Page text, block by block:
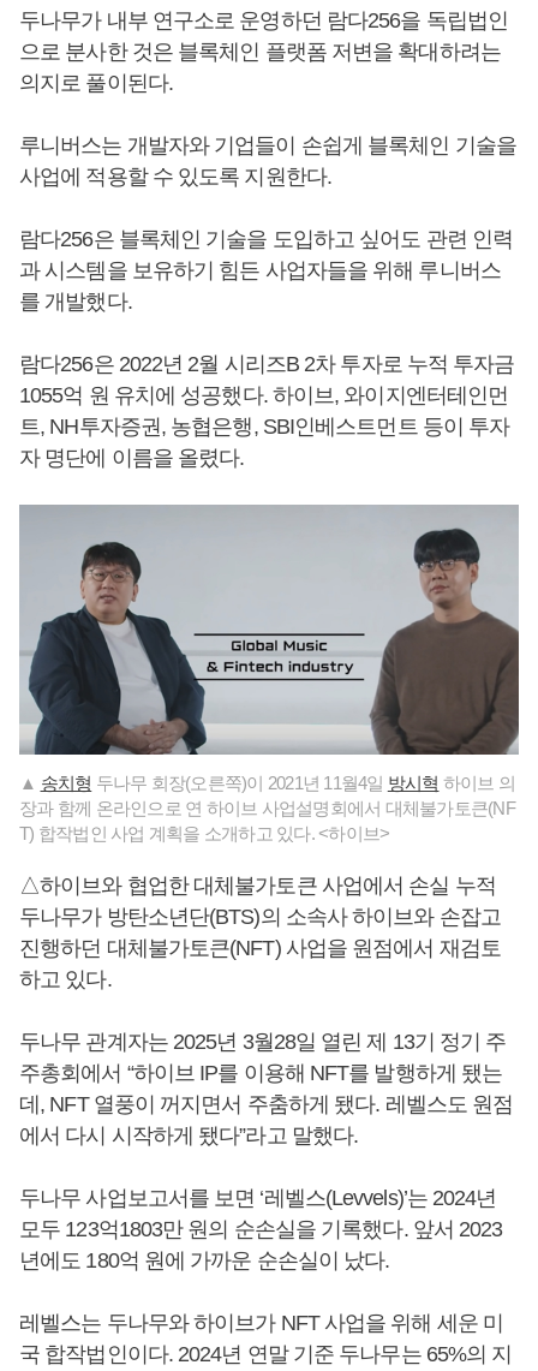
두나무가 내부 연구소로 운영하던 람다256을 독립법인
으로 분사한 것은 블록체인 플랫폼 저변을 확대하려는
의지로 풀이된다.
루니버스는 개발자와 기업들이 손쉽게 블록체인 기술을
사업에 적용할 수 있도록 지원한다.
람다256은 블록체인 기술을 도입하고 싶어도 관련 인력
과 시스템을 보유하기 힘든 사업자들을 위해 루니버스
를 개발했다.
람다256은 2022년 2월 시리즈B 2차 투자로 누적 투자금
1055억 원 유치에 성공했다. 하이브, 와이지엔터테인먼
트, NH투자증권, 농협은행, SBI인베스트먼트 등이 투자
자 명단에 이름을 올렸다.
▲ 송치형 두나무 회장(오른쪽)이 2021년 11월4일 방시혁 하이브 의
장과 함께 온라인으로 연 하이브 사업설명회에서 대체불가토큰(NF
T) 합작법인 사업 계획을 소개하고 있다. <하이브>
△하이브와 협업한 대체불가토큰 사업에서 손실 누적
두나무가 방탄소년단(BTS)의 소속사 하이브와 손잡고
진행하던 대체불가토큰(NFT) 사업을 원점에서 재검토
하고 있다.
두나무 관계자는 2025년 3월28일 열린 제 13기 정기 주
주총회에서 “하이브 IP를 이용해 NFT를 발행하게 됐는
데, NFT 열풍이 꺼지면서 주춤하게 됐다. 레벨스도 원점
에서 다시 시작하게 됐다”라고 말했다.
두나무 사업보고서를 보면 ‘레벨스(Levvels)’는 2024년
모두 123억1803만 원의 순손실을 기록했다. 앞서 2023
년에도 180억 원에 가까운 순손실이 났다.
레벨스는 두나무와 하이브가 NFT 사업을 위해 세운 미
국 합작법인이다. 2024년 연말 기준 두나무는 65%의 지